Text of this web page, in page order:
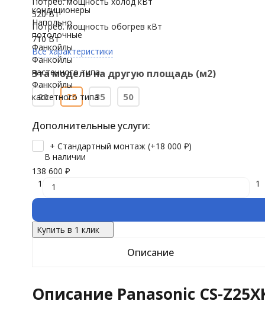
кондиционеры
Напольно
потолочные
Фанкойлы
Фанкойлы
настенного типа
Фанкойлы
кассетного типа
520 Вт
Потреб. мощность обогрев кВт
710 Вт
Все характеристики
Эта модель на другую площадь (м2)
20 25 35 50
Дополнительные услуги:
+ Стандартный монтаж (+18 000 ₽)
В наличии
138 600 ₽
1
1
Купить в 1 клик
Описание
Описание Panasonic CS-